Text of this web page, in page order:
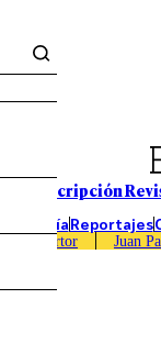
Suscripción
EconomíaReportajes
Caso Sartor Juan